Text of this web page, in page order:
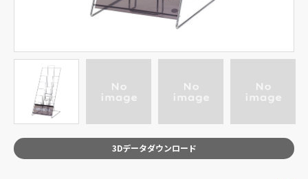
3Dデータダウンロード